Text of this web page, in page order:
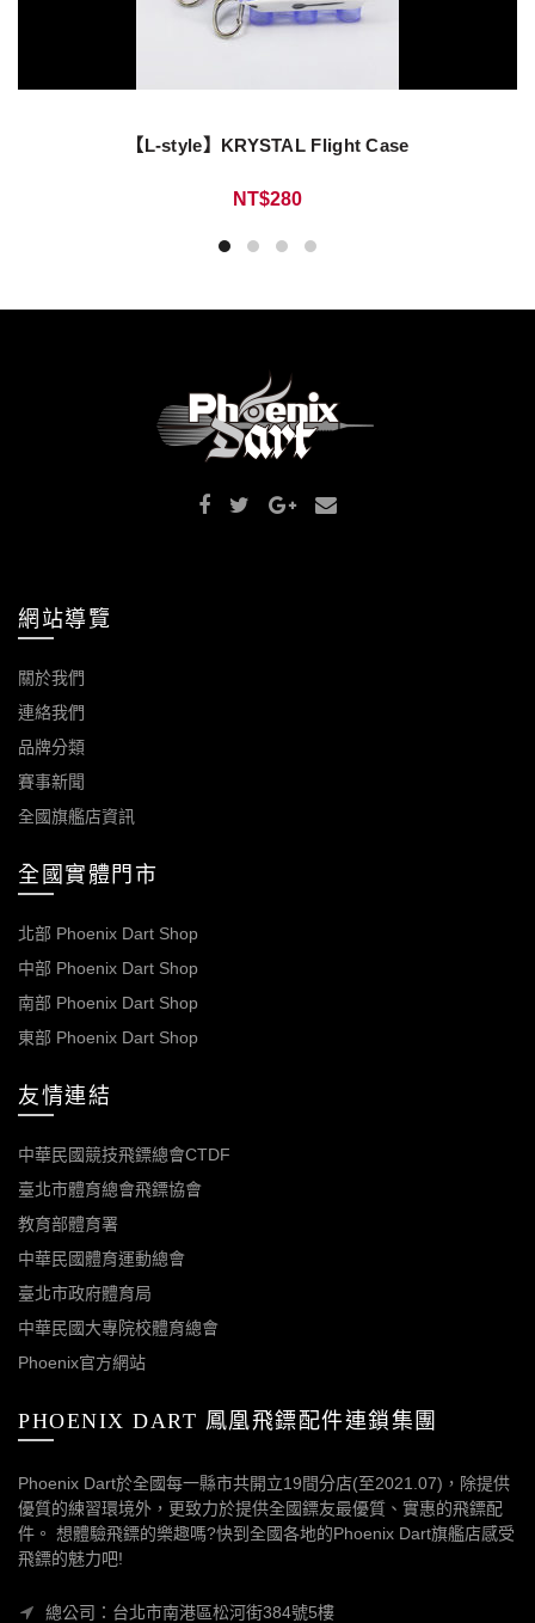
【L-style】KRYSTAL Flight Case
NT$280
網站導覽
關於我們
連絡我們
品牌分類
賽事新聞
全國旗艦店資訊
全國實體門市
北部 Phoenix Dart Shop
中部 Phoenix Dart Shop
南部 Phoenix Dart Shop
東部 Phoenix Dart Shop
友情連結
中華民國競技飛鏢總會CTDF
臺北市體育總會飛鏢協會
教育部體育署
中華民國體育運動總會
臺北市政府體育局
中華民國大專院校體育總會
Phoenix官方網站
PHOENIX DART 鳳凰飛鏢配件連鎖集團
Phoenix Dart於全國每一縣市共開立19間分店(至2021.07)，除提供
優質的練習環境外，更致力於提供全國鏢友最優質、實惠的飛鏢配
件。 想體驗飛鏢的樂趣嗎?快到全國各地的Phoenix Dart旗艦店感受
飛鏢的魅力吧!
總公司：台北市南港區松河街384號5樓